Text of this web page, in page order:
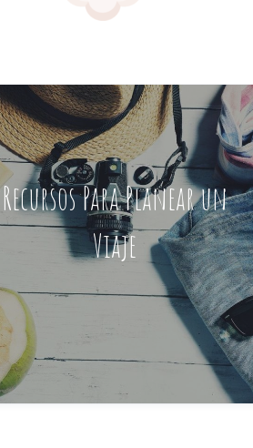
Recursos Para Planear un
Viaje